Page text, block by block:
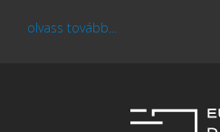
olvass tovább...